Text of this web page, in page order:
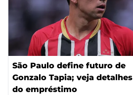
São Paulo define futuro de
Gonzalo Tapia; veja detalhes
do empréstimo